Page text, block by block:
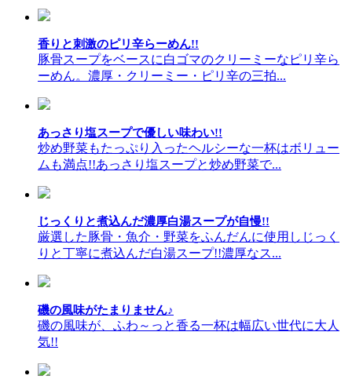
香りと刺激のピリ辛らーめん!!
豚骨スープをベースに白ゴマのクリーミーなピリ辛ら
ーめん。濃厚・クリーミー・ピリ辛の三拍...
あっさり塩スープで優しい味わい!!
炒め野菜もたっぷり入ったヘルシーな一杯はボリュー
ムも満点!!あっさり塩スープと炒め野菜で...
じっくりと煮込んだ濃厚白湯スープが自慢!!
厳選した豚骨・魚介・野菜をふんだんに使用しじっく
りと丁寧に煮込んだ白湯スープ!!濃厚なス...
磯の風味がたまりません♪
磯の風味が、ふわ～っと香る一杯は幅広い世代に大人
気!!